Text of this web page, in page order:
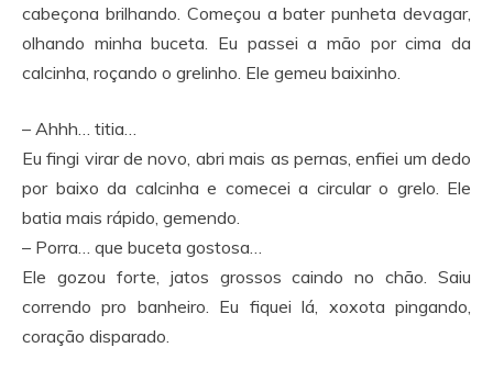
cabeçona brilhando. Começou a bater punheta devagar,
olhando minha buceta. Eu passei a mão por cima da
calcinha, roçando o grelinho. Ele gemeu baixinho.
– Ahhh… titia…
Eu fingi virar de novo, abri mais as pernas, enfiei um dedo
por baixo da calcinha e comecei a circular o grelo. Ele
batia mais rápido, gemendo.
– Porra… que buceta gostosa…
Ele gozou forte, jatos grossos caindo no chão. Saiu
correndo pro banheiro. Eu fiquei lá, xoxota pingando,
coração disparado.